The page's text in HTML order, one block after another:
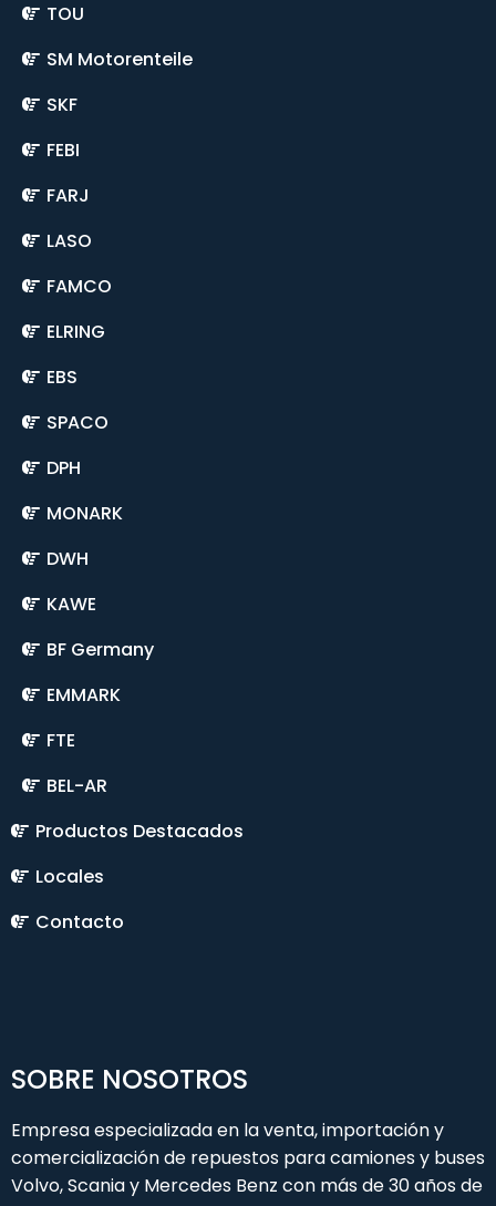
TOU
SM Motorenteile
SKF
FEBI
FARJ
LASO
FAMCO
ELRING
EBS
SPACO
DPH
MONARK
DWH
KAWE
BF Germany
EMMARK
FTE
BEL-AR
Productos Destacados
Locales
Contacto
SOBRE NOSOTROS
Empresa especializada en la venta, importación y
comercialización de repuestos para camiones y buses
Volvo, Scania y Mercedes Benz con más de 30 años de